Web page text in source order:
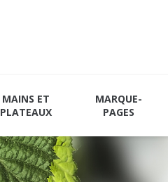
MAINS ET
PLATEAUX
MARQUE-
PAGES